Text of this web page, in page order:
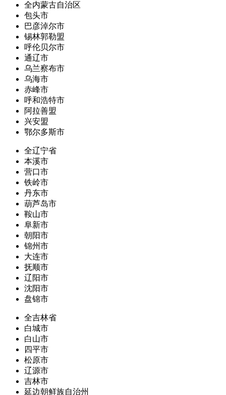
全内蒙古自治区
包头市
巴彦淖尔市
锡林郭勒盟
呼伦贝尔市
通辽市
乌兰察布市
乌海市
赤峰市
呼和浩特市
阿拉善盟
兴安盟
鄂尔多斯市
全辽宁省
本溪市
营口市
铁岭市
丹东市
葫芦岛市
鞍山市
阜新市
朝阳市
锦州市
大连市
抚顺市
辽阳市
沈阳市
盘锦市
全吉林省
白城市
白山市
四平市
松原市
辽源市
吉林市
延边朝鲜族自治州